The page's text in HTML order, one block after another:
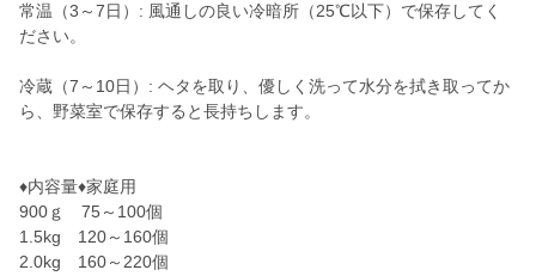
常温（3～7日）: 風通しの良い冷暗所（25℃以下）で保存してく
ださい。
冷蔵（7～10日）: ヘタを取り、優しく洗って水分を拭き取ってか
ら、野菜室で保存すると長持ちします。
♦内容量♦家庭用
900ｇ 75～100個
1.5kg 120～160個
2.0kg 160～220個